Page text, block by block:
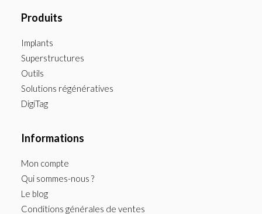
Produits
Implants
Superstructures
Outils
Solutions régénératives
DigiTag
Informations
Mon compte
Qui sommes-nous ?
Le blog
Conditions générales de ventes